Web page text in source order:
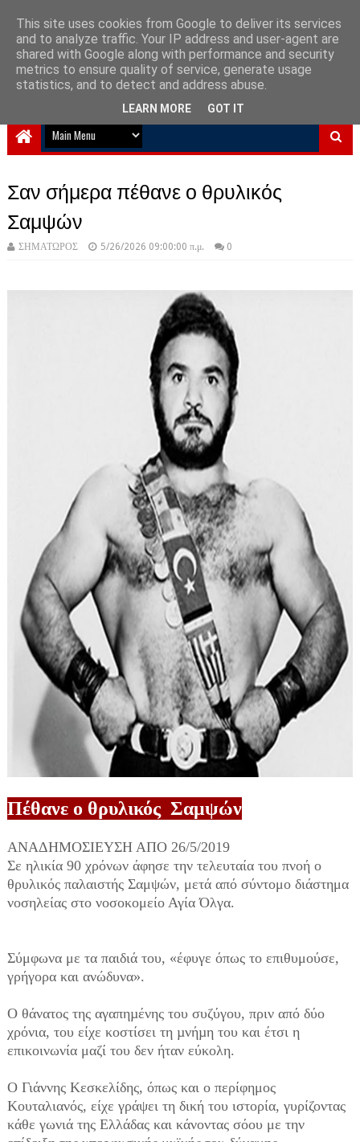
NewPlanet09
Ειδήσεις νέα από την Ελλάδα και τον κόσμο
Σαν σήμερα πέθανε ο θρυλικός
Σαμψών
ΣΗΜΑΤΩΡΟΣ 5/26/2026 09:00:00 π.μ. 0
Πέθανε ο θρυλικός Σαμψών
ΑΝΑΔΗΜΟΣΙΕΥΣΗ ΑΠΟ 26/5/2019
Σε ηλικία 90 χρόνων άφησε την τελευταία του πνοή ο
θρυλικός παλαιστής Σαμψών, μετά από σύντομο διάστημα
νοσηλείας στο νοσοκομείο Αγία Όλγα.
Σύμφωνα με τα παιδιά του, «έφυγε όπως το επιθυμούσε,
γρήγορα και ανώδυνα».
Ο θάνατος της αγαπηµένης του συζύγου, πριν από δύο
χρόνια, του είχε κοστίσει τη µνήµη του και έτσι η
επικοινωνία μαζί του δεν ήταν εύκολη.
Ο Γιάννης Κεσκελίδης, όπως και ο περίφημος
Κουταλιανός, είχε γράψει τη δική του ιστορία, γυρίζοντας
κάθε γωνιά της Ελλάδας και κάνοντας σόου με την
This site uses cookies from Google to deliver its services
and to analyze traffic. Your IP address and user-agent are
shared with Google along with performance and security
metrics to ensure quality of service, generate usage
statistics, and to detect and address abuse.
LEARN MORE GOT IT